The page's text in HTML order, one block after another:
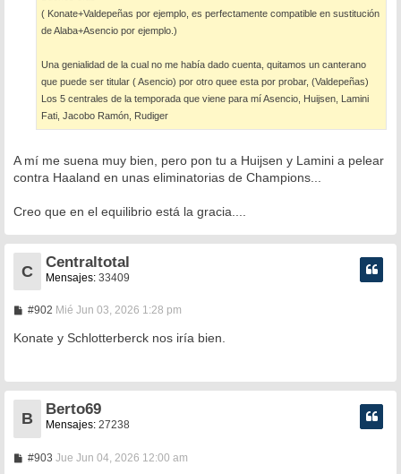
e
( Konate+Valdepeñas por ejemplo, es perfectamente compatible en sustitución
de Alaba+Asencio por ejemplo.)
Una genialidad de la cual no me había dado cuenta, quitamos un canterano
que puede ser titular ( Asencio) por otro quee esta por probar, (Valdepeñas)
Los 5 centrales de la temporada que viene para mí Asencio, Huijsen, Lamini
Fati, Jacobo Ramón, Rudiger
A mí me suena muy bien, pero pon tu a Huijsen y Lamini a pelear
contra Haaland en unas eliminatorias de Champions...
Creo que en el equilibrio está la gracia....
C
Centraltotal
Mensajes: 33409
#902M
n
e
Mié Jun 03, 2026 1:28 pm
Konate y Schlotterberck nos iría bien.
B
Berto69
Mensajes: 27238
#903MJue Jun 04, 2026 12:00 am